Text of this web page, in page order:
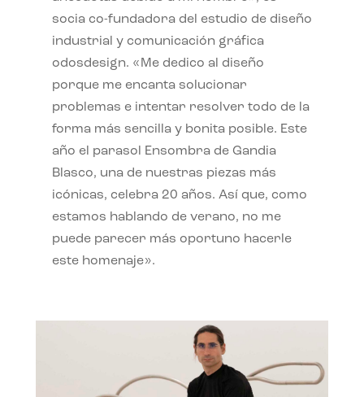
socia co-fundadora del estudio de diseño
industrial y comunicación gráfica
odosdesign. «Me dedico al diseño
porque me encanta solucionar
problemas e intentar resolver todo de la
forma más sencilla y bonita posible. Este
año el parasol Ensombra de Gandia
Blasco, una de nuestras piezas más
icónicas, celebra 20 años. Así que, como
estamos hablando de verano, no me
puede parecer más oportuno hacerle
este homenaje».